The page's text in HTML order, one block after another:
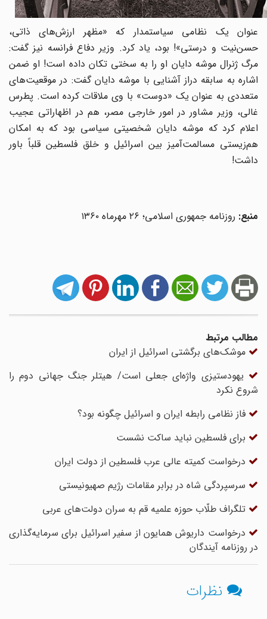
عنوان یک نظامی سیاستمدار که «مظهر ارزش‌های ذاتی،
حسن‌نیت و درستی»! بود، یاد کرد. وزیر دفاع فرانسه نیز گفت:
مرگ ژنرال موشه دایان او را به سختی تکان داده است! او ضمن
اشاره به سابقه دراز آشنایی با موشه دایان گفت: در موقعیت‌های
متعددی به عنوان یک «دوست» با وی ملاقات کرده است. پطرس
غالی، وزیر مشاور در امور خارجی مصر، هم در اظهاراتی عجیب
اعلام کرد که موشه دایان شخصیتی سیاسی بود که به امکان
هم‌زیستی مسالمت‌آمیز بین اسرائیل و خلق فلسطین قلباً باور
داشت!
منبع:روزنامه جمهوری اسلامی؛ ۲۶ مهرماه ۱۳۶۰
مطالب مرتبط
موشک‌های برگشتی اسرائیل از ایران
یهودستیزی واژه‌ای جعلی است/ هیتلر جنگ جهانی دوم را
شروع نکرد
فاز نظامی رابطه ایران و اسرائیل چگونه بود؟
برای فلسطین نباید ساکت نشست
درخواست کمیته عالی عرب فلسطین از دولت ایران
سرسپردگی شاه در برابر مقامات رژیم صهیونیستی
تلگراف طلّاب حوزه علمیه قم به سران دولت‌های عربی
درخواست داریوش همایون از سفیر اسرائیل برای سرمایه‌گذاری
در روزنامه آیندگان
نظرات